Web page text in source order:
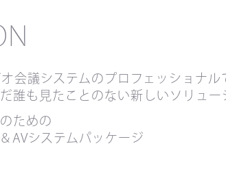
会議システムのプロフェッショナ
誰も見たことのない新しいソリュー
ための
AVシステムパッケージ